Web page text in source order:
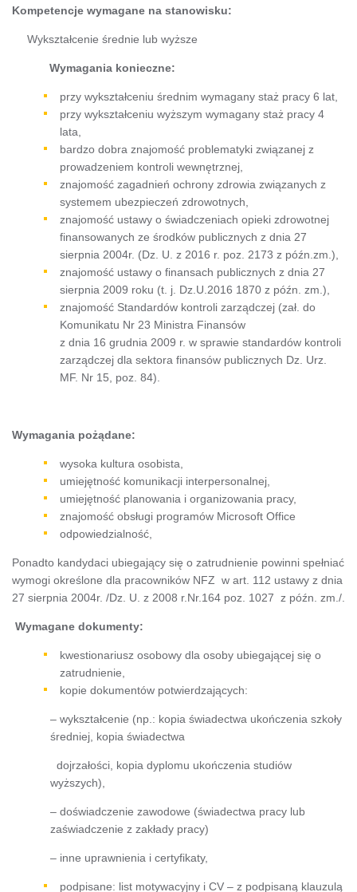
Kompetencje wymagane na stanowisku:
Wykształcenie średnie lub wyższe
Wymagania konieczne:
przy wykształceniu średnim wymagany staż pracy 6 lat,
przy wykształceniu wyższym wymagany staż pracy 4
lata,
bardzo dobra znajomość problematyki związanej z
prowadzeniem kontroli wewnętrznej,
znajomość zagadnień ochrony zdrowia związanych z
systemem ubezpieczeń zdrowotnych,
znajomość ustawy o świadczeniach opieki zdrowotnej
finansowanych ze środków publicznych z dnia 27
sierpnia 2004r. (Dz. U. z 2016 r. poz. 2173 z późn.zm.),
znajomość ustawy o finansach publicznych z dnia 27
sierpnia 2009 roku (t. j. Dz.U.2016 1870 z późn. zm.),
znajomość Standardów kontroli zarządczej (zał. do
Komunikatu Nr 23 Ministra Finansów
z dnia 16 grudnia 2009 r. w sprawie standardów kontroli
zarządczej dla sektora finansów publicznych Dz. Urz.
MF. Nr 15, poz. 84).
Wymagania pożądane:
wysoka kultura osobista,
umiejętność komunikacji interpersonalnej,
umiejętność planowania i organizowania pracy,
znajomość obsługi programów Microsoft Office
odpowiedzialność,
Ponadto kandydaci ubiegający się o zatrudnienie powinni spełniać
wymogi określone dla pracowników NFZ w art. 112 ustawy z dnia
27 sierpnia 2004r. /Dz. U. z 2008 r.Nr.164 poz. 1027 z późn. zm./.
Wymagane dokumenty:
kwestionariusz osobowy dla osoby ubiegającej się o
zatrudnienie,
kopie dokumentów potwierdzających:
– wykształcenie (np.: kopia świadectwa ukończenia szkoły
średniej, kopia świadectwa
dojrzałości, kopia dyplomu ukończenia studiów
wyższych),
– doświadczenie zawodowe (świadectwa pracy lub
zaświadczenie z zakłady pracy)
– inne uprawnienia i certyfikaty,
podpisane: list motywacyjny i CV – z podpisaną klauzulą